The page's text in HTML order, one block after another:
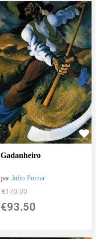
Gadanheiro
parJulio Pomar
€170.00
€93.50